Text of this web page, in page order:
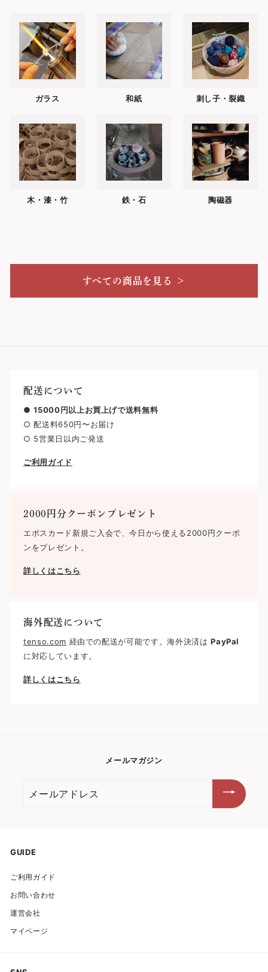
ガラス 和紙 刺し子・裂織
木・漆・竹 鉄・石 陶磁器
すべての商品を見る ＞
配送について
●15000円以上お買上げで送料無料
○ 配送料650円〜お届け
○ 5営業日以内ご発送
ご利用ガイド
2000円分クーポンプレゼント
エポスカード新規ご入会で、今日から使える2000円クーポ
ンをプレゼント。
詳しくはこちら
海外配送について
tenso.com 経由での配送が可能です。海外決済はPayPal
に対応しています。
詳しくはこちら
メールマガジン
ド
ス
GUIDE
ご利用ガイド
お問い合わせ
運営会社
マイページ